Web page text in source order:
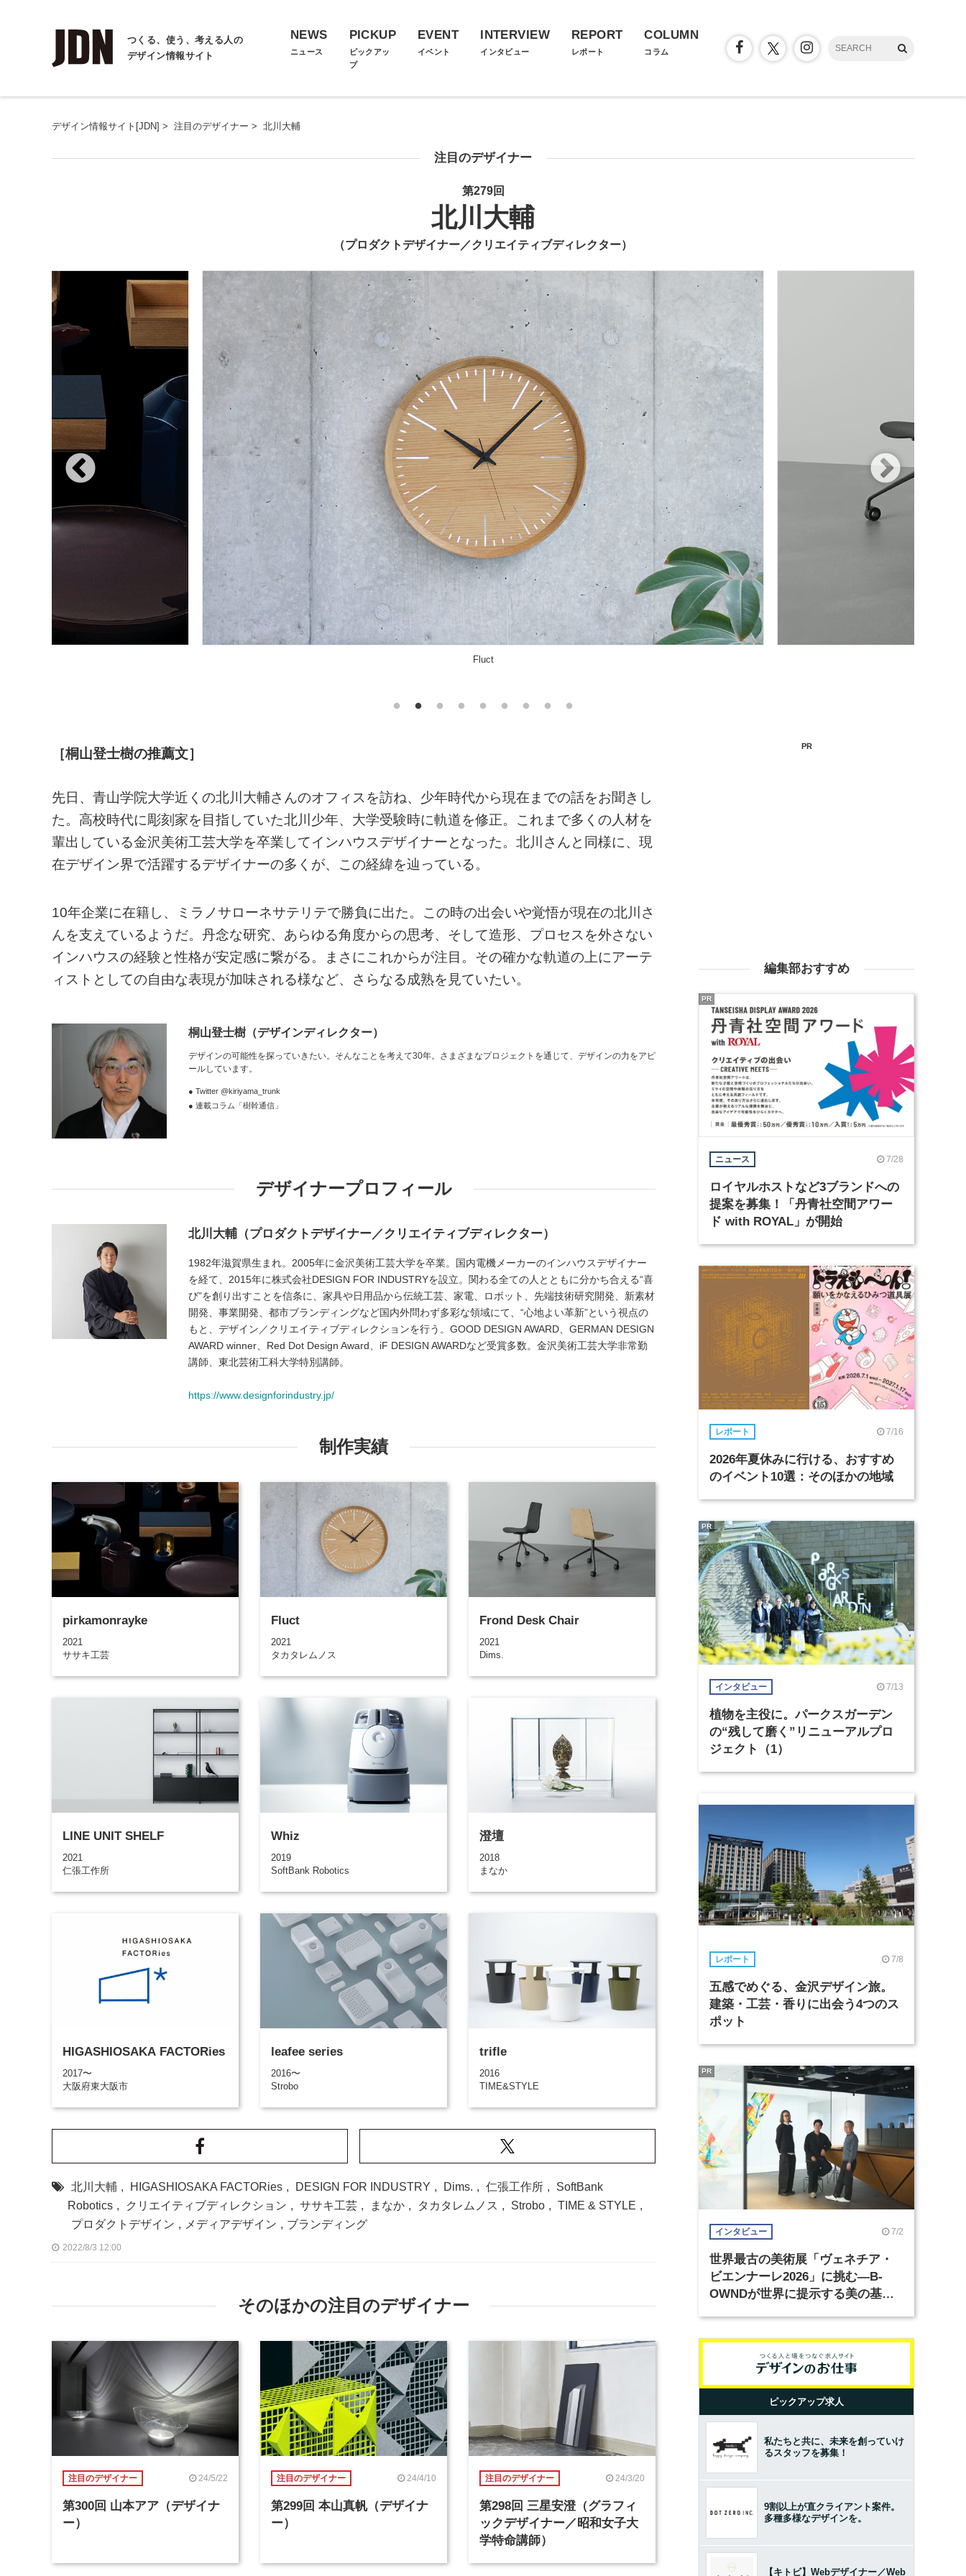
つくる、使う、考える人の
デザイン情報サイト
NEWS
ニュース
PICKUP
ピックアッ
プ
EVENT
イベント
INTERVIEW
インタビュー
REPORT
レポート
COLUMN
コラム
デザイン情報サイト[JDN] > 注目のデザイナー > 北川大輔
注目のデザイナー
第279回
北川大輔
（プロダクトデザイナー／クリエイティブディレクター）
Frond Desk Chair
［桐山登士樹の推薦文］
先日、青山学院大学近くの北川大輔さんのオフィスを訪ね、少年時代から現在までの話をお聞きし
た。高校時代に彫刻家を目指していた北川少年、大学受験時に軌道を修正。これまで多くの人材を
輩出している金沢美術工芸大学を卒業してインハウスデザイナーとなった。北川さんと同様に、現
在デザイン界で活躍するデザイナーの多くが、この経緯を辿っている。
10年企業に在籍し、ミラノサローネサテリテで勝負に出た。この時の出会いや覚悟が現在の北川さ
んを支えているようだ。丹念な研究、あらゆる角度からの思考、そして造形、プロセスを外さない
インハウスの経験と性格が安定感に繋がる。まさにこれからが注目。その確かな軌道の上にアーテ
ィストとしての自由な表現が加味される様など、さらなる成熟を見ていたい。
桐山登士樹 （デザインディレクター）
デザインの可能性を探っていきたい。そんなことを考えて30年。さまざまなプロジェクトを通じて、デザインの力をアピ
ールしています。
● Twitter @kiriyama_trunk
● 連載コラム「樹幹通信」
デザイナープロフィール
北川大輔（プロダクトデザイナー／クリエイティブディレクター）
1982年滋賀県生まれ。2005年に金沢美術工芸大学を卒業。国内電機メーカーのインハウスデザイナー
を経て、2015年に株式会社DESIGN FOR INDUSTRYを設立。関わる全ての人とともに分かち合える“喜
び”を創り出すことを信条に、家具や日用品から伝統工芸、家電、ロボット、先端技術研究開発、新素材
開発、事業開発、都市ブランディングなど国内外問わず多彩な領域にて、“心地よい革新”という視点の
もと、デザイン／クリエイティブディレクションを行う。GOOD DESIGN AWARD、GERMAN DESIGN
AWARD winner、Red Dot Design Award、iF DESIGN AWARDなど受賞多数。金沢美術工芸大学非常勤
講師、東北芸術工科大学特別講師。
https://www.designforindustry.jp/
制作実績
pirkamonrayke
2021
ササキ工芸
Fluct
2021
タカタレムノス
Frond Desk Chair
2021
Dims.
LINE UNIT SHELF
2021
仁張工作所
Whiz
2019
SoftBank Robotics
澄壇
2018
まなか
HIGASHIOSAKA FACTORies
2017〜
大阪府東大阪市
leafee series
2016〜
Strobo
trifle
2016
TIME&STYLE
北川大輔 , HIGASHIOSAKA FACTORies , DESIGN FOR INDUSTRY , Dims. , 仁張工作所 ,
SoftBank
Robotics , クリエイティブディレクション , ササキ工芸 , まなか , タカタレムノス , Strobo , TIME & STYLE ,
プロダクトデザイン , メディアデザイン , ブランディング
2022/8/3 12:00
そのほかの注目のデザイナー
注目のデザイナー 24/5/22
第300回 山本アア（デザイナ
ー）
注目のデザイナー 24/4/10
第299回 本山真帆（デザイナ
ー）
注目のデザイナー 24/3/20
第298回 三星安澄（グラフィ
ックデザイナー／昭和女子大
学特命講師）
PR
編集部おすすめ
ニュース 7/28
ロイヤルホストなど3ブランドへの
提案を募集！「丹青社空間アワー
ド with ROYAL」が開始
PR
レポート 7/16
2026年夏休みに行ける、おすすめ
のイベント10選：そのほかの地域
インタビュー 7/13
植物を主役に。パークスガーデン
の“残して磨く”リニューアルプロ
ジェクト（1）
PR
レポート 7/8
五感でめぐる、金沢デザイン旅。
建築・工芸・香りに出会う4つのス
ポット
インタビュー 7/2
世界最古の美術展「ヴェネチア・
ビエンナーレ2026」に挑む―B-
OWNDが世界に提示する美の基準
PR
ピックアップ求人
私たちと共に、未来を創っていけ
るスタッフを募集！
9割以上が直クライアント案件。
多種多様なデザインを。
【キトビ】Webデザイナー／Web